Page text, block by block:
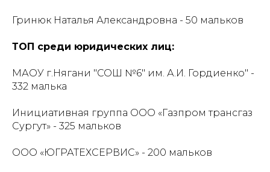
Гринюк Наталья Александровна - 50 мальков
ТОП среди юридических лиц:
МАОУ г.Нягани "СОШ №6" им. А.И. Гордиенко" -
332 малька
Инициативная группа ООО «Газпром трансгаз
Сургут» - 325 мальков
ООО «ЮГРАТЕХСЕРВИС» - 200 мальков